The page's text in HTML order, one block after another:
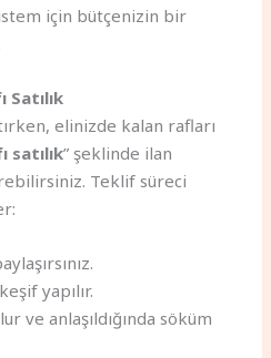
için bütçenizin bir
Satılık
elinizde kalan rafları
satılık” şeklinde ilan
Teklif süreci
yapılır.
ve anlaşıldığında söküm